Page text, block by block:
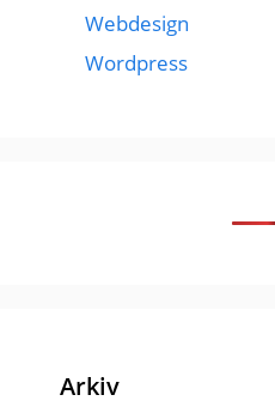
Webdesign
Wordpress
Arkiv